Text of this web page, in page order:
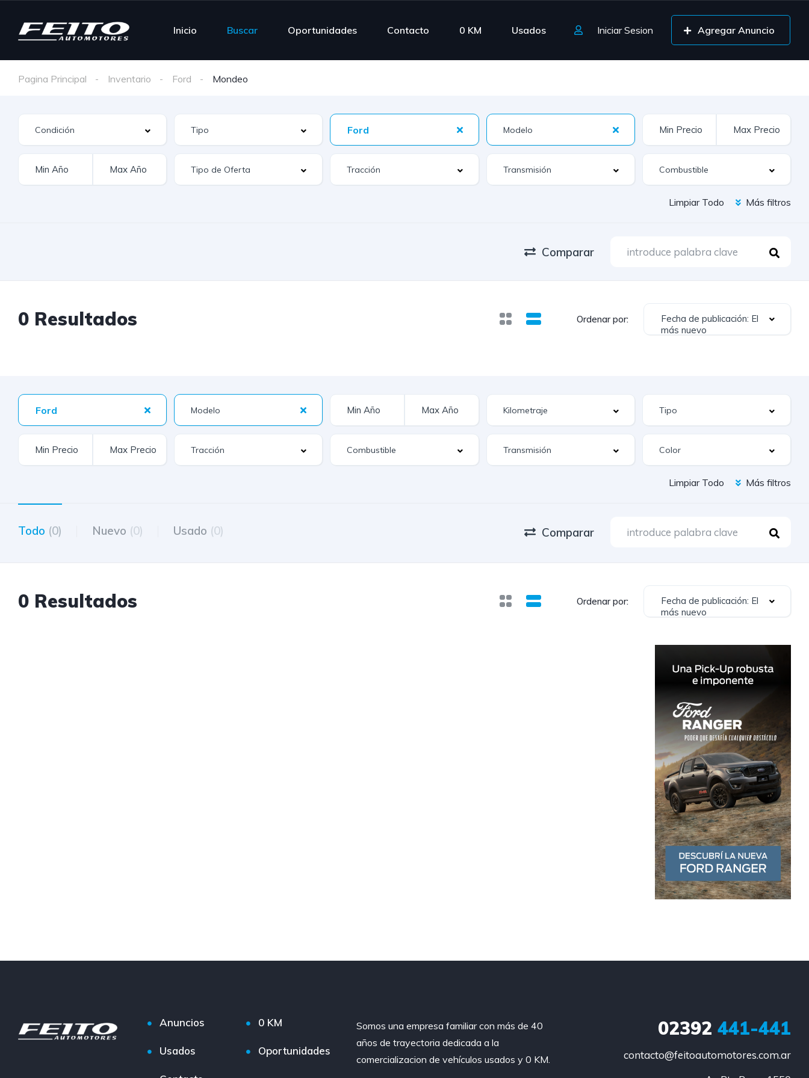
Inicio Buscar Oportunidades Contacto 0 KM Usados Iniciar Sesion Agregar Anuncio
Pagina Principal Inventario Ford Mondeo
Ford
Limpiar Todo Más filtros
Comparar
0 Resultados Ordenar por:
Fecha de publicación: El
más nuevo
Ford
Limpiar Todo Más filtros
Todo (0) Nuevo (0) Usado (0) Comparar
0 Resultados Ordenar por:
Fecha de publicación: El
más nuevo
Anuncios 0 KM
Usados Oportunidades
Somos una empresa familiar con más de 40
años de trayectoria dedicada a la
comercializacion de vehículos usados y 0 KM.
02392 441-441
contacto@feitoautomotores.com.ar